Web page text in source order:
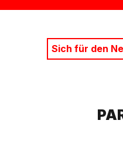
Sich für den